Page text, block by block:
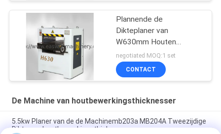
Plannende de
Dikteplaner van
W630mm Houten
Machine
negotiated MOQ:1 set
CONTACT
De Machine van houtbewerkingsthicknesser
5.5kw Planer van de de Machinemb203a MB204A Tweezijdige
Dikte van houtbewerkingsthicknesser